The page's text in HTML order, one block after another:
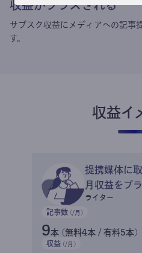
収益がプラスされる
サブスク収益にメディアへの記事
す。
収益イ
提携媒体に
月収益をプ
ライター
記事数 (/月)
9本 (無料4本 / 有料5本)
収益 (/月)